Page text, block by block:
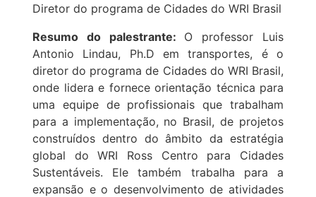
Diretor do programa de Cidades do WRI Brasil
Resumo do palestrante: O professor Luis
Antonio Lindau, Ph.D em transportes, é o
diretor do programa de Cidades do WRI Brasil,
onde lidera e fornece orientação técnica para
uma equipe de profissionais que trabalham
para a implementação, no Brasil, de projetos
construídos dentro do âmbito da estratégia
global do WRI Ross Centro para Cidades
Sustentáveis. Ele também trabalha para a
expansão e o desenvolvimento de atividades